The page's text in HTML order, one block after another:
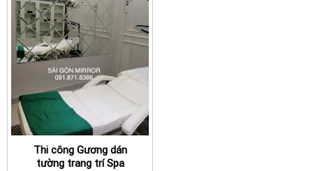
Thi công Gương dán
tường trang trí Spa